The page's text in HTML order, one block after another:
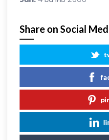
Share on Social